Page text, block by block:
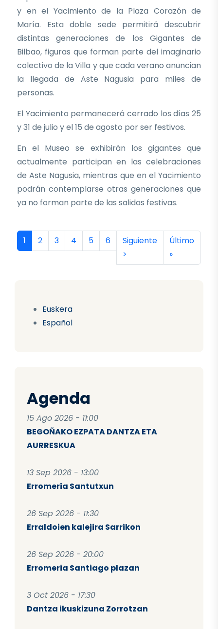
Euskera
Español
Agenda
15 Ago 2026 - 11:00
BEGOÑAKO EZPATA DANTZA ETA
AURRESKUA
13 Sep 2026 - 13:00
Erromeria Santutxun
26 Sep 2026 - 11:30
Erraldoien kalejira Sarrikon
26 Sep 2026 - 20:00
Erromeria Santiago plazan
3 Oct 2026 - 17:30
Dantza ikuskizuna Zorrotzan
y en el Yacimiento de la Plaza Corazón de
María. Esta doble sede permitirá descubrir
distintas generaciones de los Gigantes de
Bilbao, figuras que forman parte del imaginario
colectivo de la Villa y que cada verano anuncian
la llegada de Aste Nagusia para miles de
personas.
El Yacimiento permanecerá cerrado los días 25
y 31 de julio y el 15 de agosto por ser festivos.
En el Museo se exhibirán los gigantes que
actualmente participan en las celebraciones
de Aste Nagusia, mientras que en el Yacimiento
podrán contemplarse otras generaciones que
ya no forman parte de las salidas festivas.
Paginación
Página actual
1 Página
2 Página
3 Página
4 Página
5 Página
6 Siguiente página
Siguiente
>
Última
Último
»